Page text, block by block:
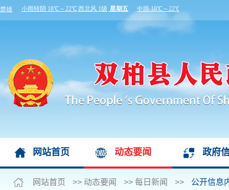
网站首页 动态要闻 政府
网站首页 >> 动态要闻 >> 每日新闻 >> 公开信息